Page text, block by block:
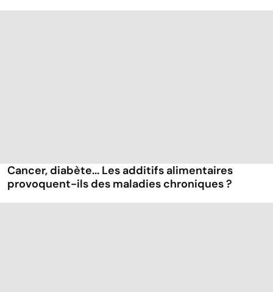
Cancer, diabète... Les additifs alimentaires
provoquent-ils des maladies chroniques ?